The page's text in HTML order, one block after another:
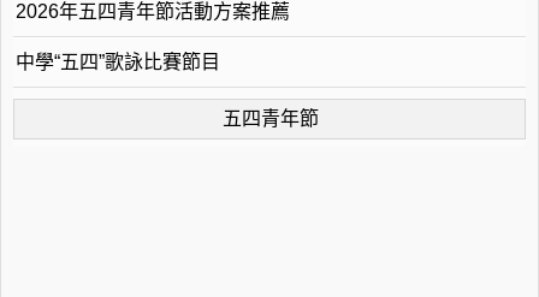
2026年五四青年節活動方案推薦
中學“五四”歌詠比賽節目
五四青年節